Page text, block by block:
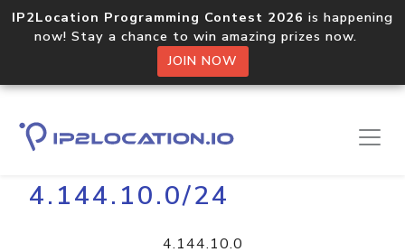
IP2Location Programming Contest 2026 is happening
now! Stay a chance to win amazing prizes now.
JOIN NOW
Home Libraries
4.144.10.0/24
4.144.10.0